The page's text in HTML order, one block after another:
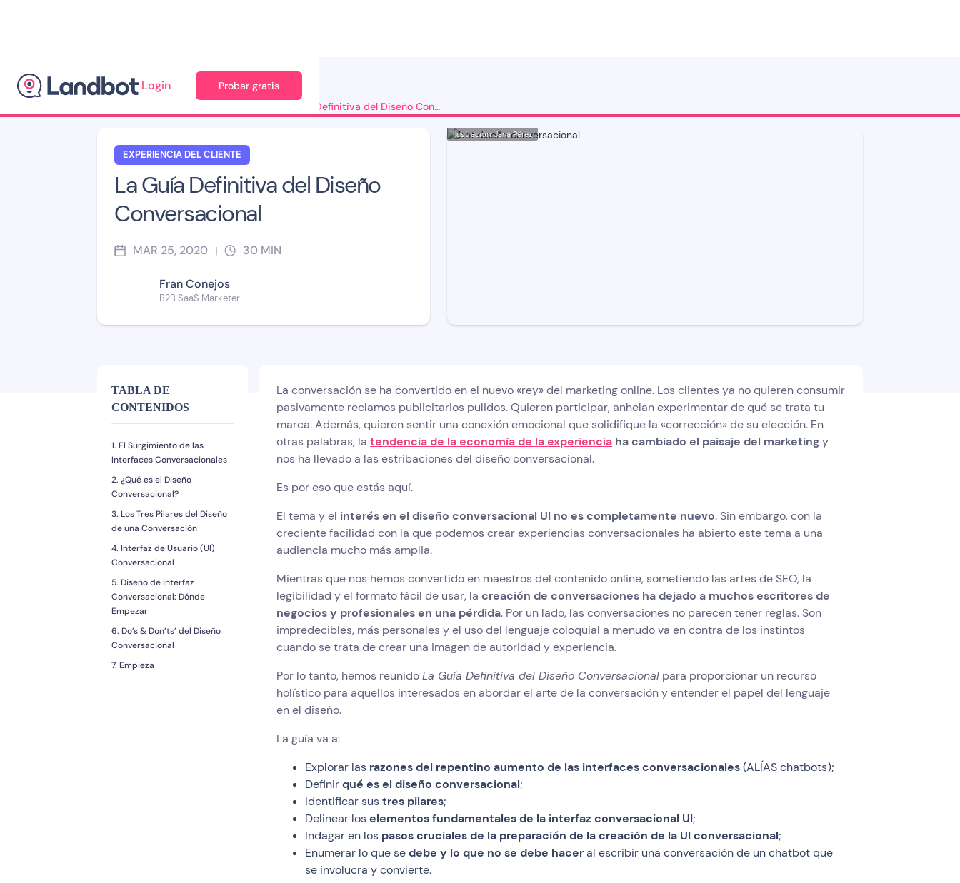
Login
Probar gratis
La Guía Definitiva del Diseño Conversacional
EXPERIENCIA DEL CLIENTE
La Guía Definitiva del Diseño
Conversacional
MAR 25, 2020 | 30 MIN
Fran Conejos
B2B SaaS Marketer
Ilustración: Jana Pérez
TABLA DE
CONTENIDOS
1. El Surgimiento de las
Interfaces Conversacionales
2. ¿Qué es el Diseño
Conversacional?
3. Los Tres Pilares del Diseño
de una Conversación
4. Interfaz de Usuario (UI)
Conversacional
5. Diseño de Interfaz
Conversacional: Dónde
Empezar
6. Do’s & Don’ts’ del Diseño
Conversacional
7. Empieza
La conversación se ha convertido en el nuevo «rey» del marketing online. Los clientes ya no quieren consumir
pasivamente reclamos publicitarios pulidos. Quieren participar, anhelan experimentar de qué se trata tu
marca. Además, quieren sentir una conexión emocional que solidifique la «corrección» de su elección. En
otras palabras, latendencia de la economía de la experiencia ha cambiado el paisaje del marketingy
nos ha llevado a las estribaciones del diseño conversacional.
Es por eso que estás aquí.
El tema y el interés en el diseño conversacional UI no es completamente nuevo. Sin embargo, con la
creciente facilidad con la que podemos crear experiencias conversacionales ha abierto este tema a una
audiencia mucho más amplia.
Mientras que nos hemos convertido en maestros del contenido online, sometiendo las artes de SEO, la
legibilidad y el formato fácil de usar, lacreación de conversaciones ha dejado a muchos escritores de
negocios y profesionales en una pérdida. Por un lado, las conversaciones no parecen tener reglas. Son
impredecibles, más personales y el uso del lenguaje coloquial a menudo va en contra de los instintos
cuando se trata de crear una imagen de autoridad y experiencia.
Por lo tanto, hemos reunidoLa Guía Definitiva del Diseño Conversacional para proporcionar un recurso
holístico para aquellos interesados en abordar el arte de la conversación y entender el papel del lenguaje
en el diseño.
La guía va a:
Explorar las razones del repentino aumento de las interfaces conversacionales(ALÍAS chatbots);
Definirqué es el diseño conversacional;
Identificar sustres pilares;
Delinear loselementos fundamentales de la interfaz conversacional UI;
Indagar en los pasos cruciales de la preparación de la creación de la UI conversacional;
Enumerar lo que sedebe y lo que no se debe haceral escribir una conversación de un chatbot que
se involucra y convierte.